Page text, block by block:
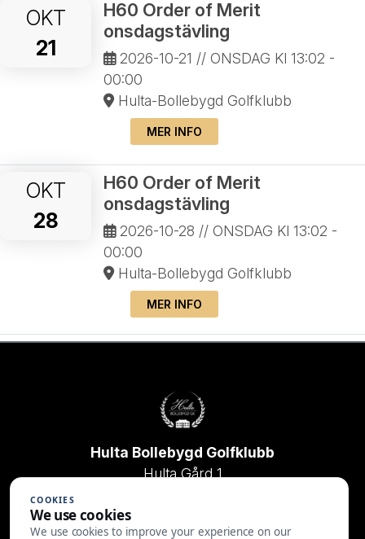
OKT
21
H60 Order of Merit
onsdagstävling
2026-10-21 // ONSDAG Kl 13:02 -
00:00
Hulta-Bollebygd Golfklubb
MER INFO
OKT
28
H60 Order of Merit
onsdagstävling
2026-10-28 // ONSDAG Kl 13:02 -
00:00
Hulta-Bollebygd Golfklubb
MER INFO
Hulta Bollebygd Golfklubb
Hulta Gård 1
033-204340
COOKIES
We use cookies
We use cookies to improve your experience on our